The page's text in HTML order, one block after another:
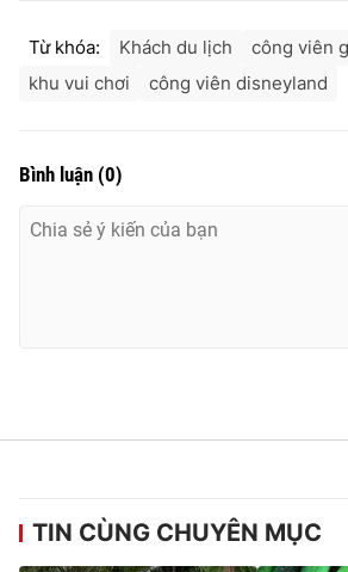
Liên hệ quảng cáo:
024-7300.7108
® Cấm sao chép dưới mọi hình thức nếu
thông tin từ website này.
Từ khóa: Khách du lịch
công viên
khu vui chơi
công viên disneyland
Bình luận (0)
TIN CÙNG CHUYÊN MỤC